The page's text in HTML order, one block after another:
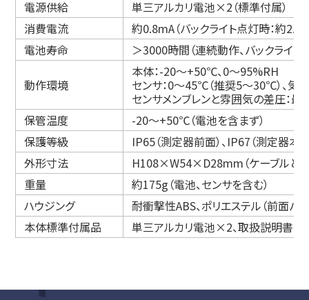
電源供給
単三アルカリ電池×2（標準付属）
消費電流
約0.8mA（バックライト点灯時：約
電池寿命
＞3000時間（連続動作、バックライト
動作環境
本体：-20～+50℃、0～95%RH
センサ：0～45℃（推奨5～30℃）、気
センサメンブレンと雰囲気の差圧：
保管温度
-20～+50℃（電池を含まず）
保護等級
IP65（測定器前面）、IP67（測定器本体
外形寸法
H108×W54×D28mm（ケーブルとセ
重量
約175g（電池、センサを含む）
ハウジング
耐衝撃性ABS、ポリエステル（前面パ
本体標準付属品
単三アルカリ電池×2、取扱説明書